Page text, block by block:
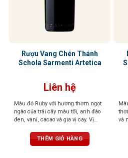
Rượu Vang Chén Thánh
Schola Sarmenti Artetica
Liên hệ
Màu đỏ Ruby với hương thơm ngọt
ngào của trái cây màu tối, anh đào
đen, vani, cacao và gia vị cay. Vị
tannin mịn và mượt, cân bằng,
thanh lịch
THÊM GIỎ HÀNG
và